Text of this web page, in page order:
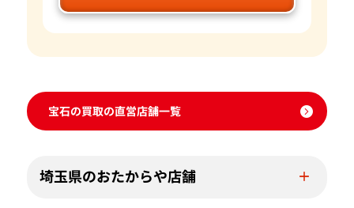
宝石の買取の直営店舗一覧
埼玉県のおたからや店舗